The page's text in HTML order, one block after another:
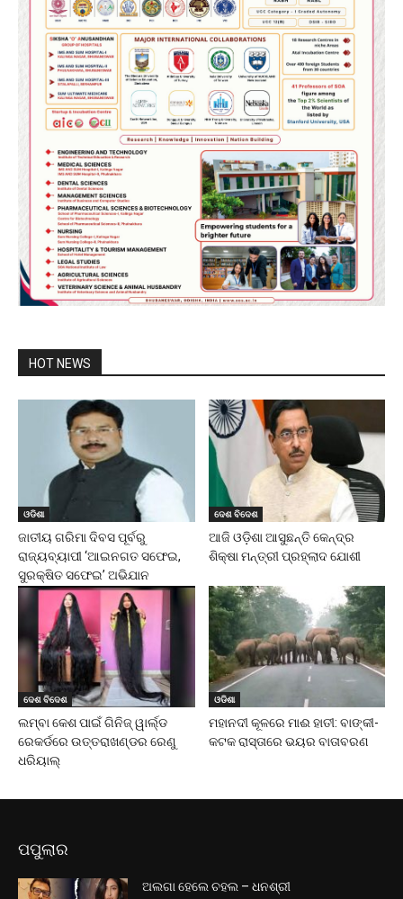
HOT NEWS
ଓଡିଶା
ଜାତୀୟ ଗରିମା ଦିବସ ପୂର୍ବରୁ
ରାଜ୍ୟବ୍ୟାପୀ ‘ଆଇନଗତ ସଫେଇ,
ସୁରକ୍ଷିତ ସଫେଇ’ ଅଭିଯାନ
ଦେଶ ବିଦେଶ
ଆଜି ଓଡ଼ିଶା ଆସୁଛନ୍ତି କେନ୍ଦ୍ର
ଶିକ୍ଷା ମନ୍ତ୍ରୀ ପ୍ରହ୍ଲାଦ ଯୋଶୀ
ଦେଶ ବିଦେଶ
ଲମ୍ବା କେଶ ପାଇଁ ଗିନିଜ୍ ୱାର୍ଲ୍ଡ
ରେକର୍ଡରେ ଉତ୍ତରାଖଣ୍ଡର ରେଣୁ
ଧରିୟାଲ୍
ଓଡିଶା
ମହାନଦୀ କୂଳରେ ମାଈ ହାତୀ: ବାଙ୍କୀ-
କଟକ ରାସ୍ତାରେ ଭୟର ବାତାବରଣ
ପପୁଲାର
ଅଲଗା ହେଲେ ଚହଲ – ଧନଶ୍ରୀ